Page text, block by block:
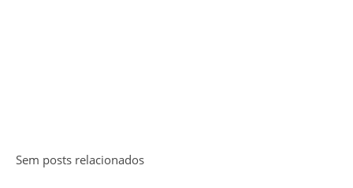
Sem posts relacionados